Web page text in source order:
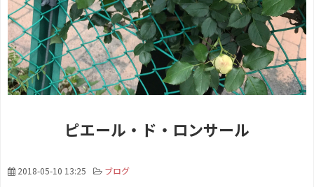
ピエール・ド・ロンサール
2018-05-10 13:25 ブログ